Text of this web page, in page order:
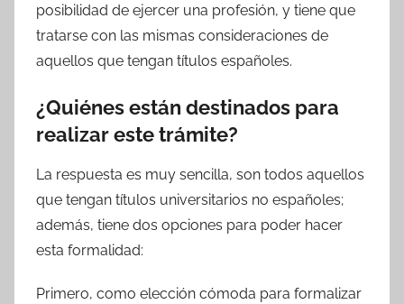
posibilidad de ejercer una profesión, y tiene que
tratarse con las mismas consideraciones de
aquellos que tengan títulos españoles.
¿Quiénes están destinados para
realizar este trámite?
La respuesta es muy sencilla, son todos aquellos
que tengan títulos universitarios no españoles;
además, tiene dos opciones para poder hacer
esta formalidad:
Primero, como elección cómoda para formalizar